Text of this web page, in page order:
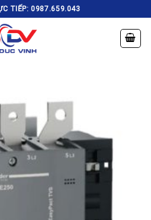
TIẾP: 0987.659.043